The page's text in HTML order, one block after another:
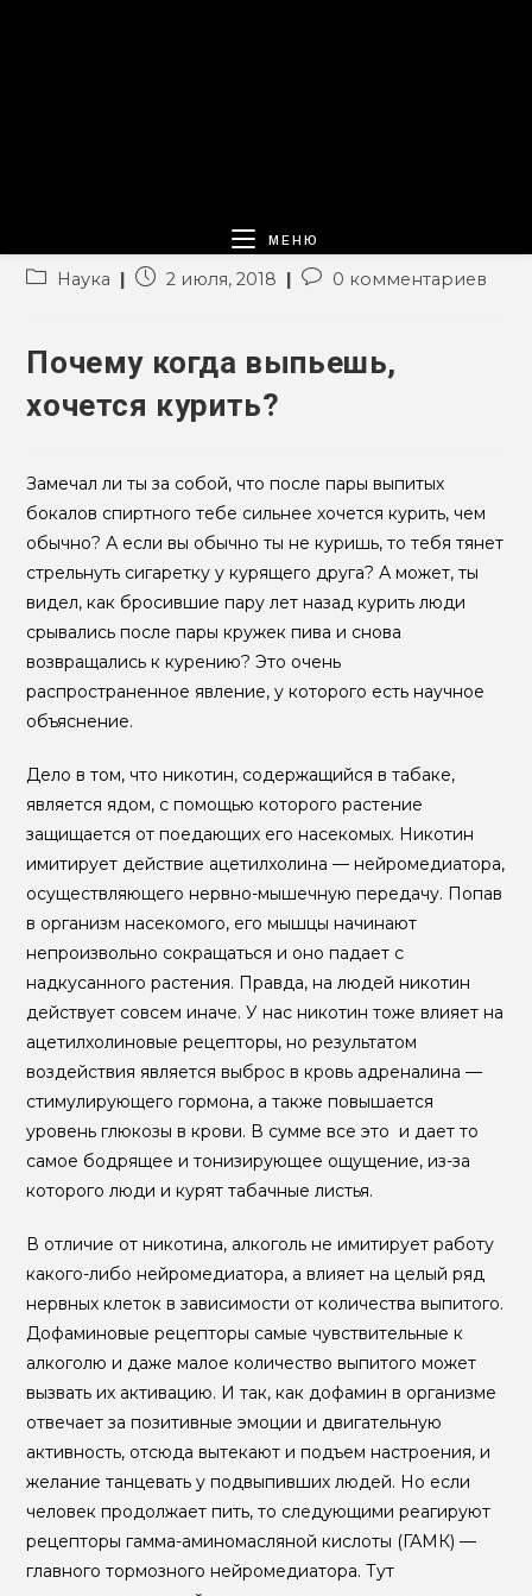
МЕНЮ
Рубрика
Наука
Запись2 июля, 2018
Комментарии
0 комментариев
Почему когда выпьешь,
хочется курить?
Замечал ли ты за собой, что после пары выпитых
бокалов спиртного тебе сильнее хочется курить, чем
обычно? А если вы обычно ты не куришь, то тебя тянет
стрельнуть сигаретку у курящего друга? А может, ты
видел, как бросившие пару лет назад курить люди
срывались после пары кружек пива и снова
возвращались к курению? Это очень
распространенное явление, у которого есть научное
объяснение.
Дело в том, что никотин, содержащийся в табаке,
является ядом, с помощью которого растение
защищается от поедающих его насекомых. Никотин
имитирует действие ацетилхолина — нейромедиатора,
осуществляющего нервно-мышечную передачу. Попав
в организм насекомого, его мышцы начинают
непроизвольно сокращаться и оно падает с
надкусанного растения. Правда, на людей никотин
действует совсем иначе. У нас никотин тоже влияет на
ацетилхолиновые рецепторы, но результатом
воздействия является выброс в кровь адреналина —
стимулирующего гормона, а также повышается
уровень глюкозы в крови. В сумме все это и дает то
самое бодрящее и тонизирующее ощущение, из-за
которого люди и курят табачные листья.
В отличие от никотина, алкоголь не имитирует работу
какого-либо нейромедиатора, а влияет на целый ряд
нервных клеток в зависимости от количества выпитого.
Дофаминовые рецепторы самые чувствительные к
алкоголю и даже малое количество выпитого может
вызвать их активацию. И так, как дофамин в организме
отвечает за позитивные эмоции и двигательную
активность, отсюда вытекают и подъем настроения, и
желание танцевать у подвыпивших людей. Но если
человек продолжает пить, то следующими реагируют
рецепторы гамма-аминомасляной кислоты (ГАМК) —
главного тормозного нейромедиатора. Тут